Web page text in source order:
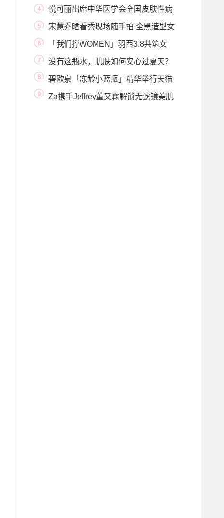
谢抬爱”悦可丽出席中华医学会全国皮肤性病
学术年会，
宋慧乔晒看秀现场随手拍 全黑造型女
王气场拉满「我们撑WOMEN」羽西3.8共筑女
性支撑力量
没有这瓶水，肌肤如何安心过夏天？
碧欧泉「冻龄小蓝瓶」精华举行天猫
Club启动仪式
Za携手Jeffrey董又霖解锁无滤镜美肌